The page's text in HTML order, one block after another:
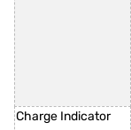
Charge Indicator